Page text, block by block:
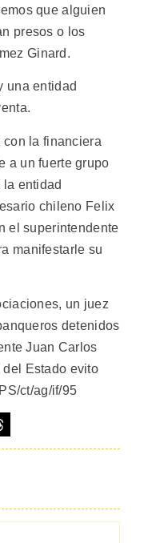
que alguien
presos o los
Ginard.
una entidad
la financiera
a un fuerte grupo
entidad
chileno Felix
el superintendente
manifestarle su
un juez
detenidos
Juan Carlos
Estado evito
ct/ag/if/95